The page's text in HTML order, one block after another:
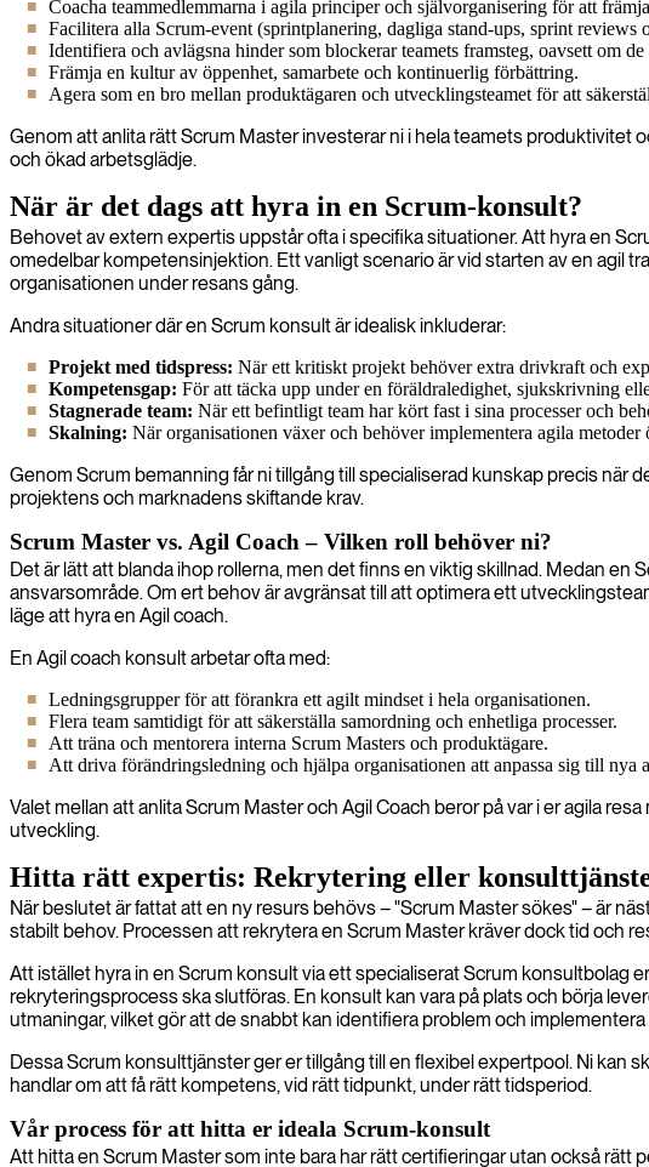
Coacha teammedlemmarna i agila principer och självorganisering för att
Facilitera alla Scrum-event (sprintplanering, dagliga stand-ups, sprint
Identifiera och avlägsna hinder som blockerar teamets framsteg, oavsett om
Främja en kultur av öppenhet, samarbete och kontinuerlig förbättring.
Agera som en bro mellan produktägaren och utvecklingsteamet för att
Genom att anlita rätt Scrum Master investerar ni i hela teamets
och ökad arbetsglädje.
När är det dags att hyra in en Scrum-konsult?
Behovet av extern expertis uppstår ofta i specifika situationer. Att hyra en
omedelbar kompetensinjektion. Ett vanligt scenario är vid starten av en agil
organisationen under resans gång.
Andra situationer där en Scrum konsult är idealisk inkluderar:
Projekt med tidspress: När ett kritiskt projekt behöver extra drivkraft och
Kompetensgap: För att täcka upp under en föräldraledighet, sjukskrivning
Stagnerade team: När ett befintligt team har kört fast i sina processer och
Skalning: När organisationen växer och behöver implementera agila metoder
Genom Scrum bemanning får ni tillgång till specialiserad kunskap precis när
projektens och marknadens skiftande krav.
Scrum Master vs. Agil Coach – Vilken roll behöver ni?
Det är lätt att blanda ihop rollerna, men det finns en viktig skillnad. Medan
ansvarsområde. Om ert behov är avgränsat till att optimera ett
läge att hyra en Agil coach.
En Agil coach konsult arbetar ofta med:
Ledningsgrupper för att förankra ett agilt mindset i hela organisationen.
Flera team samtidigt för att säkerställa samordning och enhetliga processer.
Att träna och mentorera interna Scrum Masters och produktägare.
Att driva förändringsledning och hjälpa organisationen att anpassa sig till nya
Valet mellan att anlita Scrum Master och Agil Coach beror på var i er agila
utveckling.
Hitta rätt expertis: Rekrytering eller
När beslutet är fattat att en ny resurs behövs – "Scrum Master sökes" – är
stabilt behov. Processen att rekrytera en Scrum Master kräver dock tid och
Att istället hyra in en Scrum konsult via ett specialiserat Scrum konsultbolag
rekryteringsprocess ska slutföras. En konsult kan vara på plats och börja
utmaningar, vilket gör att de snabbt kan identifiera problem och
Dessa Scrum konsulttjänster ger er tillgång till en flexibel expertpool. Ni kan
handlar om att få rätt kompetens, vid rätt tidpunkt, under rätt tidsperiod.
Vår process för att hitta er ideala Scrum-konsult
Att hitta en Scrum Master som inte bara har rätt certifieringar utan också rätt